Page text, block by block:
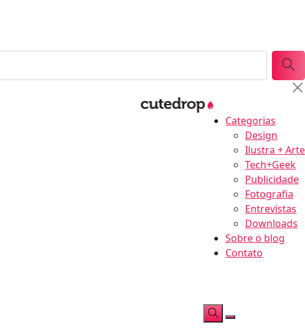
Categorias
Design
Ilustra + Arte
Tech+Geek
Publicidade
Fotografia
Entrevistas
Downloads
Sobre o blog
Contato